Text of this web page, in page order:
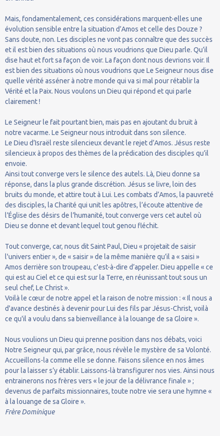
Mais, fondamentalement, ces considérations marquent-elles une
évolution sensible entre la situation d’Amos et celle des Douze ?
Sans doute, non. Les disciples ne vont pas connaître que des succès
et il est bien des situations où nous voudrions que Dieu parle. Qu’il
dise haut et fort sa façon de voir. La façon dont nous devrions voir. Il
est bien des situations où nous voudrions que Le Seigneur nous dise
quelle vérité asséner à notre monde qui va si mal pour rétablir la
Vérité et la Paix. Nous voulons un Dieu qui répond et qui parle
clairement !
Le Seigneur le fait pourtant bien, mais pas en ajoutant du bruit à
notre vacarme. Le Seigneur nous introduit dans son silence.
Le Dieu d’Israël reste silencieux devant le rejet d’Amos. Jésus reste
silencieux à propos des thèmes de la prédication des disciples qu’il
envoie.
Ainsi tout converge vers le silence des autels. Là, Dieu donne sa
réponse, dans la plus grande discrétion. Jésus se livre, loin des
bruits du monde, et attire tout à Lui. Les combats d’Amos, la pauvreté
des disciples, la Charité qui unit les apôtres, l’écoute attentive de
l’Église des désirs de l’humanité, tout converge vers cet autel où
Dieu se donne et devant lequel tout genou fléchit.
Tout converge, car, nous dit Saint Paul, Dieu « projetait de saisir
l'univers entier », de « saisir » de la même manière qu’il a « saisi »
Amos derrière son troupeau, c'est-à-dire d’appeler. Dieu appelle « ce
qui est au Ciel et ce qui est sur la Terre, en réunissant tout sous un
seul chef, Le Christ ».
Voilà le cœur de notre appel et la raison de notre mission : « Il nous a
d'avance destinés à devenir pour Lui des fils par Jésus-Christ, voilà
ce qu'il a voulu dans sa bienveillance à la louange de sa Gloire ».
Nous voulions un Dieu qui prenne position dans nos débats, voici
Notre Seigneur qui, par grâce, nous révèle le mystère de sa Volonté.
Accueillons-la comme elle se donne. Faisons silence en nos âmes
pour la laisser s’y établir. Laissons-là transfigurer nos vies. Ainsi nous
entrainerons nos frères vers « le jour de la délivrance finale » ;
devenus de parfaits missionnaires, toute notre vie sera une hymne «
à la louange de sa Gloire ».
Frère Dominique